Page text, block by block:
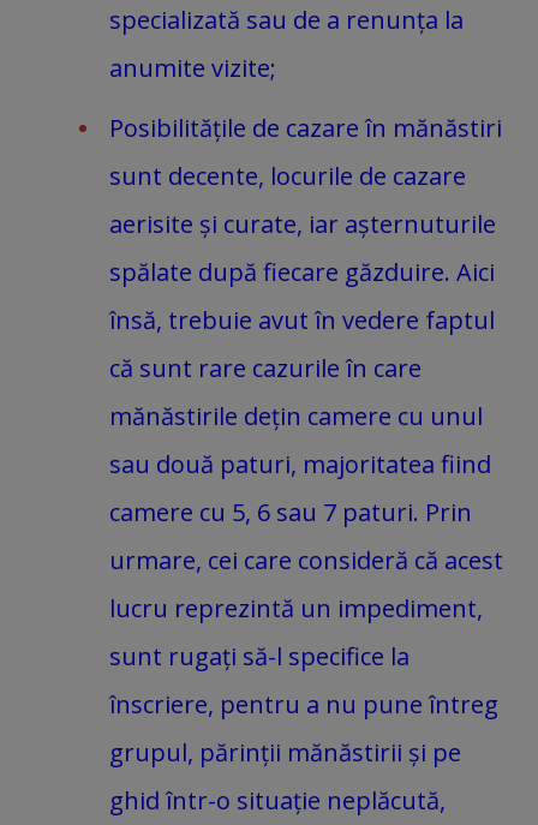
specializată sau de a renunța la
anumite vizite;
Posibilitățile de cazare în mănăstiri
sunt decente, locurile de cazare
aerisite și curate, iar așternuturile
spălate după fiecare găzduire. Aici
însă, trebuie avut în vedere faptul
că sunt rare cazurile în care
mănăstirile dețin camere cu unul
sau două paturi, majoritatea fiind
camere cu 5, 6 sau 7 paturi. Prin
urmare, cei care consideră că acest
lucru reprezintă un impediment,
sunt rugați să-l specifice la
înscriere, pentru a nu pune întreg
grupul, părinții mănăstirii și pe
ghid într-o situație neplăcută,